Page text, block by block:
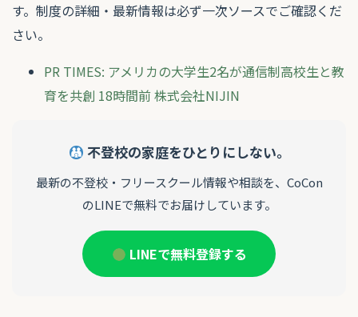
す。制度の詳細・最新情報は必ず一次ソースでご確認くだ
さい。
PR TIMES: アメリカの大学生2名が通信制高校生と教
育を共創 18時間前 株式会社NIJIN
不登校の家庭をひとりにしない。
最新の不登校・フリースクール情報や相談を、CoCon
のLINEで無料でお届けしています。
LINEで無料登録する